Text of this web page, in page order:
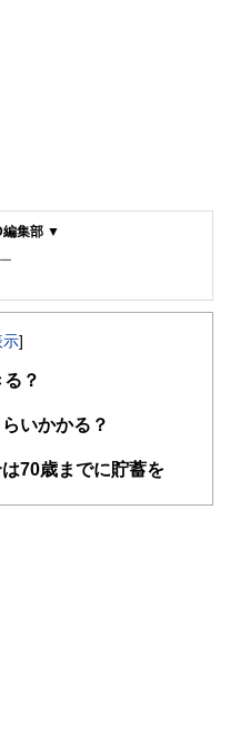
編集部 ▼
、経済に関する記事を、日々
ようわかりやすく発信していま
」に関する書籍・雑誌の編集経
ら記事掲載まですべての工程に
ンテンツを追求しています。
示]
？
いかかる？
70歳までに貯蓄を